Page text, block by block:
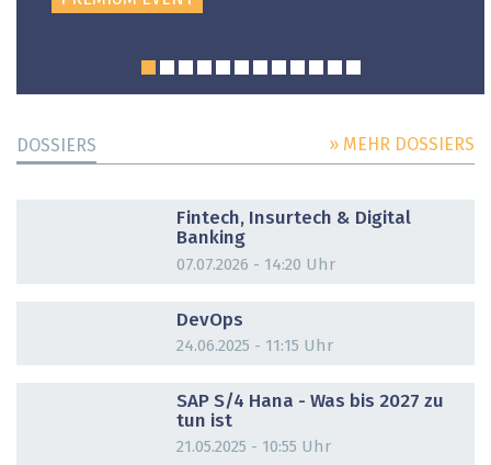
DOSSIERS » MEHR DOSSIERS
Fintech, Insurtech & Digital
Banking
07.07.2026 - 14:20 Uhr
DevOps
24.06.2025 - 11:15 Uhr
SAP S/4 Hana - Was bis 2027 zu
tun ist
21.05.2025 - 10:55 Uhr